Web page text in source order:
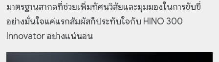
มาตรฐานสากลที่ช่วยเพิ่มทัศนวิสัยและมุมมองในการขับขี่
อย่างมั่นใจแค่แรกสัมผัสก็ประทับใจกับ HINO 300
Innovator อย่างแน่นอน